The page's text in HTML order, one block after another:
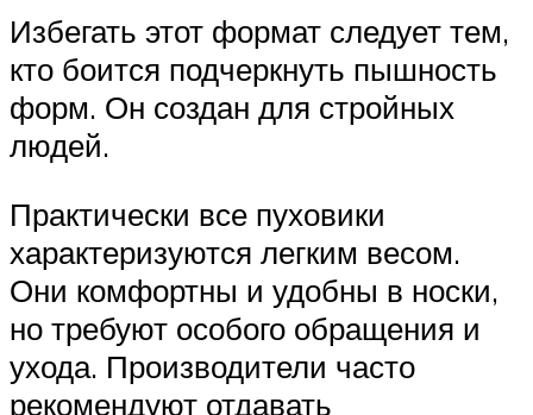
Избегать этот формат следует тем,
кто боится подчеркнуть пышность
форм. Он создан для стройных
людей.
Практически все пуховики
характеризуются легким весом.
Они комфортны и удобны в носки,
но требуют особого обращения и
ухода. Производители часто
рекомендуют отдавать